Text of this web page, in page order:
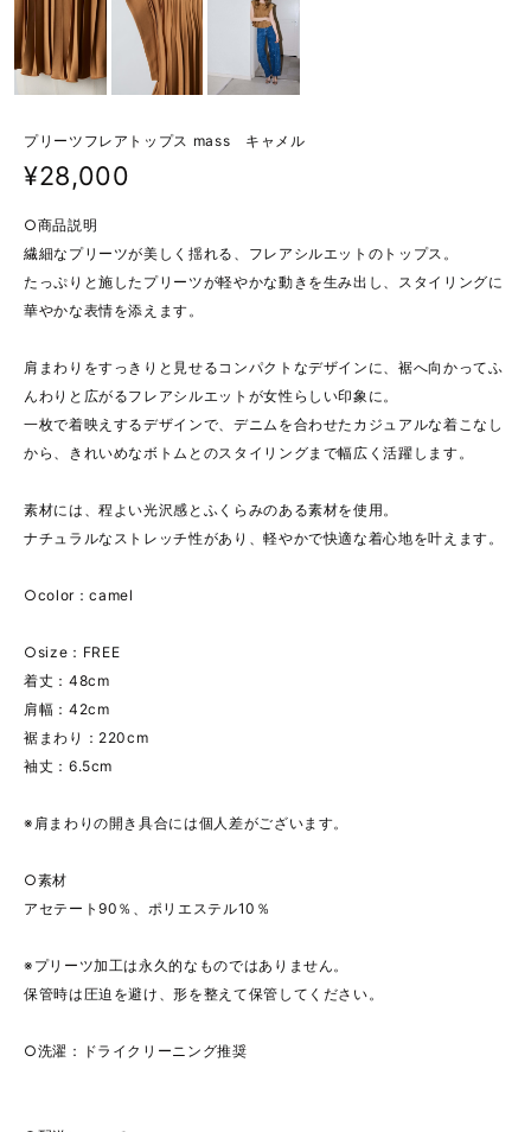
プリーツフレアトップス mass キャメル
¥28,000
○商品説明
繊細なプリーツが美しく揺れる、フレアシルエットのトップス。
たっぷりと施したプリーツが軽やかな動きを生み出し、スタイリングに
華やかな表情を添えます。
肩まわりをすっきりと見せるコンパクトなデザインに、裾へ向かってふ
んわりと広がるフレアシルエットが女性らしい印象に。
一枚で着映えするデザインで、デニムを合わせたカジュアルな着こなし
から、きれいめなボトムとのスタイリングまで幅広く活躍します。
素材には、程よい光沢感とふくらみのある素材を使用。
ナチュラルなストレッチ性があり、軽やかで快適な着心地を叶えます。
○color：camel
○size：FREE
着丈：48cm
肩幅：42cm
裾まわり：220cm
袖丈：6.5cm
※肩まわりの開き具合には個人差がございます。
○素材
アセテート90％、ポリエステル10％
※プリーツ加工は永久的なものではありません。
保管時は圧迫を避け、形を整えて保管してください。
○洗濯：ドライクリーニング推奨